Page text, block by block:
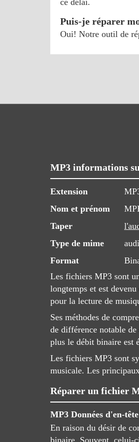
ce délai.
Puis-je réparer
Oui! Notre outil de
MP3 informations
Extension
Nom et prénom
Taper
Type de mime
Format
Les fichiers MP3 sont
longtemps et est
pour la lecture de
Ses méthodes de
de différence notable
plus le débit binaire est
Les fichiers MP3 sont
musicale. Les
Réparer un fichier
MP3 Données d'en-
En raison du désir de
binaire. Souvent, celui-